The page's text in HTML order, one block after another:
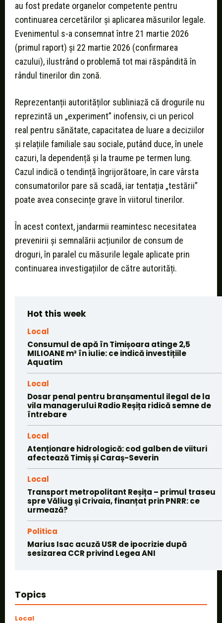
au fost predate organelor competente pentru
continuarea cercetărilor și aplicarea măsurilor legale.
Evenimentul s-a consemnat între 21 martie 2026
(primul raport) și 22 martie 2026 (confirmarea
cazului), ilustrând o problemă tot mai răspândită în
rândul tinerilor din zonă.
Reprezentanții autorităților subliniază că drogurile nu
reprezintă un „experiment” inofensiv, ci un pericol
real pentru sănătate, capacitatea de luare a deciziilor
și relațiile familiale sau sociale, putând duce, în unele
cazuri, la dependență și la traume pe termen lung.
Cazul indică o tendință îngrijorătoare, în care vârsta
consumatorilor pare să scadă, iar tentația „testării”
poate avea consecințe grave în viitorul tinerilor.
În acest context, jandarmii reamintesc necesitatea
prevenirii și semnalării acțiunilor de consum de
droguri, în paralel cu măsurile legale aplicate prin
continuarea investigațiilor de către autorități.
Hot this week
Local
Consumul de apă în Timișoara atinge 2,5
MILIOANE m³ în iulie: ce indică investițiile
Aquatim
Local
Dosar penal pentru branșamentul ilegal de la
vila managerului Radio Reșița ridică semne de
întrebare
Local
Atenționare hidrologică: cod galben de viituri
afectează Timiș și Caraș-Severin
Local
Transport metropolitant Reșița – primul traseu
spre Văliug și Crivaia, finanțat prin PNRR: ce
urmează?
Politica
Marius Isac acuză USR de ipocrizie după
sesizarea CCR privind Legea ANI
Topics
Local